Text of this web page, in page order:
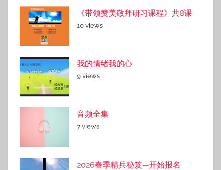
《带领赞美敬拜研习课程》共8课
10 views
我的情绪我的心
9 views
音频全集
7 views
2026春季精兵秘笈—开始报名